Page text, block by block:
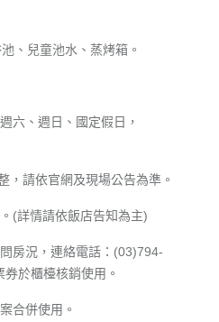
、兒童池水、蒸烤箱。
六、週日、國定假日，
，請依官網及現場公告為準。
(詳情請依飯店告知為主)
房況，連絡電話：(03)794-
於櫃檯核銷使用。
合併使用。